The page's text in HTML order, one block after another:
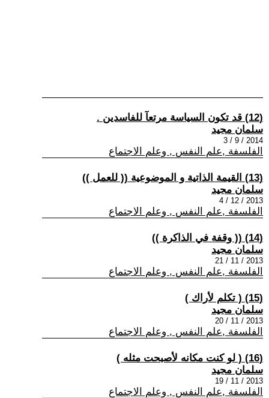
(12) قد تكون السياسة مرتعآ للفاسدين .
سلمان مجيد
2014 / 9 / 3
الفلسفة ,علم النفس , وعلم الاجتماع
(13) القيمة الذاتية و الموضوعية (( للعمل ))
سلمان مجيد
2013 / 12 / 4
الفلسفة ,علم النفس , وعلم الاجتماع
(14) (( وقفة في الذاكرة ))
سلمان مجيد
2013 / 11 / 21
الفلسفة ,علم النفس , وعلم الاجتماع
(15) ( تكلم لأراك )
سلمان مجيد
2013 / 11 / 20
الفلسفة ,علم النفس , وعلم الاجتماع
(16) ( لو كنت مكانه لأصبحت مثله )
سلمان مجيد
2013 / 11 / 19
الفلسفة ,علم النفس , وعلم الاجتماع